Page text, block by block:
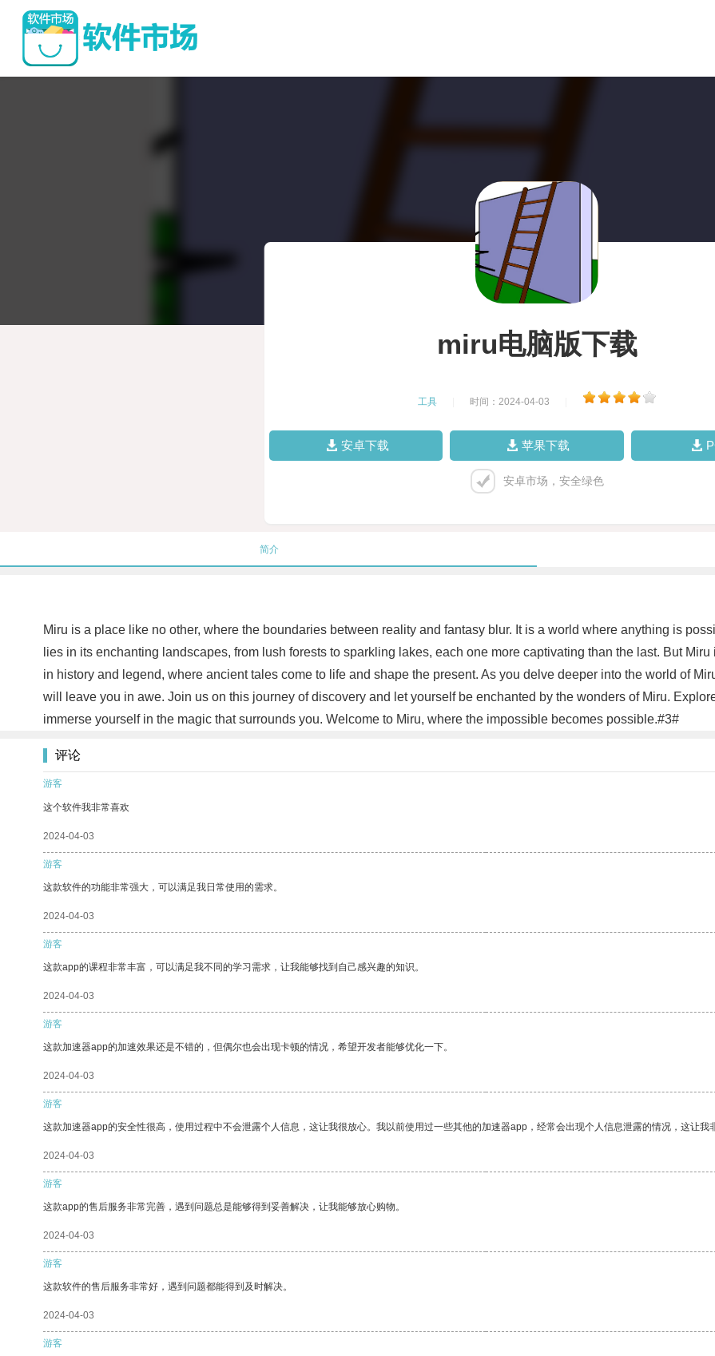
miru电脑版下载
工具 时间：2024-04-03
安卓下载 苹果下载
安卓市场，安全绿色
简介
Miru is a place like no other, where the boundaries between reality and fantasy blur. It is a world where anything is
lies in its enchanting landscapes, from lush forests to sparkling lakes, each one more captivating than the last. But
in history and legend, where ancient tales come to life and shape the present. As you delve deeper into the world of
will leave you in awe. Join us on this journey of discovery and let yourself be enchanted by the wonders of Miru.
immerse yourself in the magic that surrounds you. Welcome to Miru, where the impossible becomes possible.#3#
评论
游客
这个软件我非常喜欢
2024-04-03
游客
这款软件的功能非常强大，可以满足我日常使用的需求。
2024-04-03
游客
这款app的课程非常丰富，可以满足我不同的学习需求，让我能够找到自己感兴趣的知识。
2024-04-03
游客
这款加速器app的加速效果还是不错的，但偶尔也会出现卡顿的情况，希望开发者能够优化一下。
2024-04-03
游客
这款加速器app的安全性很高，使用过程中不会泄露个人信息，这让我很放心。我以前使用过一些其他的加速器app，经常会出现个人信息泄露的情况，这让我
2024-04-03
游客
这款app的售后服务非常完善，遇到问题总是能够得到妥善解决，让我能够放心购物。
2024-04-03
游客
这款软件的售后服务非常好，遇到问题都能得到及时解决。
2024-04-03
游客